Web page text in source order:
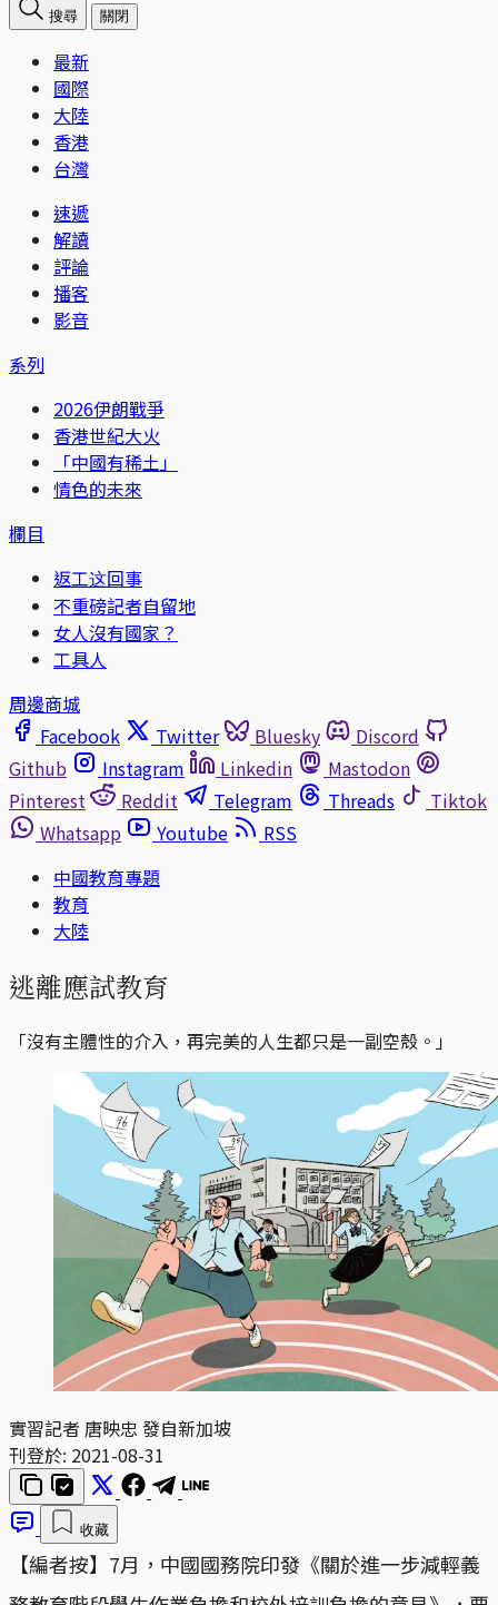
搜尋 關閉
最新
國際
大陸
香港
台灣
速遞
解讀
評論
播客
影音
系列
2026伊朗戰爭
香港世紀大火
「中國有稀土」
情色的未來
欄目
返工这回事
不重磅記者自留地
女人沒有國家？
工具人
周邊商城
Facebook
Twitter Bluesky
Discord
Github
Instagram Linkedin
Mastodon
Pinterest
Reddit Telegram Threads
Tiktok
Whatsapp
Youtube
RSS
中國教育專題
教育
大陸
逃離應試教育
「沒有主體性的介入，再完美的人生都只是一副空殼。」
實習記者 唐映忠 發自新加坡
刊登於: 2021-08-31
收藏
【編者按】7月，中國國務院印發《關於進一步減輕義